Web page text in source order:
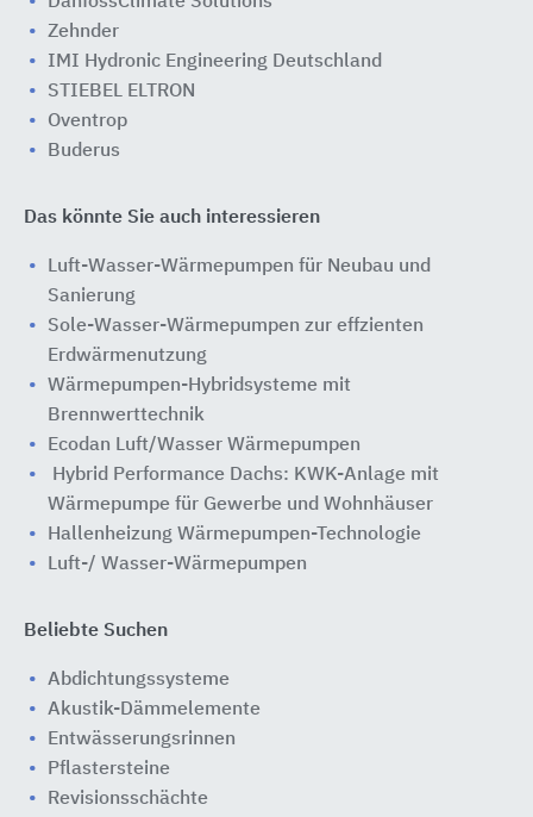
Zehnder
IMI Hydronic Engineering Deutschland
STIEBEL ELTRON
Oventrop
Buderus
Das könnte Sie auch interessieren
Luft-Wasser-Wärmepumpen für Neubau und
Sanierung
Sole-Wasser-Wärmepumpen zur effzienten
Erdwärmenutzung
Wärmepumpen-Hybridsysteme ​mit
Brennwerttechnik
Ecodan Luft/Wasser Wärmepumpen
Hybrid Performance Dachs: KWK-Anlage mit
Wärmepumpe für Gewerbe und Wohnhäuser
Hallenheizung Wärmepumpen-Technologie
Luft-/ Wasser-Wärmepumpen
Beliebte Suchen
Abdichtungssysteme
Akustik-Dämmelemente
Entwässerungsrinnen
Pflastersteine
Revisionsschächte